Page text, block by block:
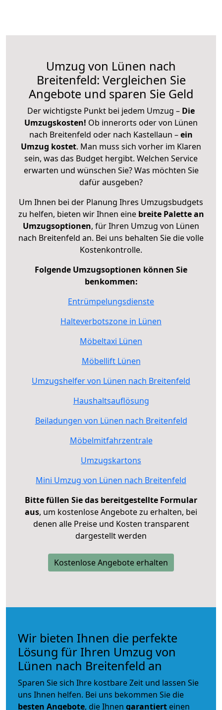
Umzug von Lünen nach
Breitenfeld: Vergleichen Sie
Angebote und sparen Sie Geld
Der wichtigste Punkt bei jedem Umzug – Die
Umzugskosten! Ob innerorts oder von Lünen
nach Breitenfeld oder nach Kastellaun –ein
Umzug kostet. Man muss sich vorher im Klaren
sein, was das Budget hergibt. Welchen Service
erwarten und wünschen Sie? Was möchten Sie
dafür ausgeben?
Um Ihnen bei der Planung Ihres Umzugsbudgets
zu helfen, bieten wir Ihnen eine breite Palette an
Umzugsoptionen, für Ihren Umzug von Lünen
nach Breitenfeld an. Bei uns behalten Sie die volle
Kostenkontrolle.
Folgende Umzugsoptionen können Sie
benkommen:
Entrümpelungsdienste
Halteverbotszone in Lünen
Möbeltaxi Lünen
Möbellift Lünen
Umzugshelfer von Lünen nach Breitenfeld
Haushaltsauflösung
Beiladungen von Lünen nach Breitenfeld
Möbelmitfahrzentrale
Umzugskartons
Mini Umzug von Lünen nach Breitenfeld
Bitte füllen Sie das bereitgestellte Formular
aus, um kostenlose Angebote zu erhalten, bei
denen alle Preise und Kosten transparent
dargestellt werden
Kostenlose Angebote erhalten
Wir bieten Ihnen die perfekte
Lösung für Ihren Umzug von
Lünen nach Breitenfeld an
Sparen Sie sich Ihre kostbare Zeit und lassen Sie
uns Ihnen helfen. Bei uns bekommen Sie die
besten Angebote, die Ihnen garantiert einen